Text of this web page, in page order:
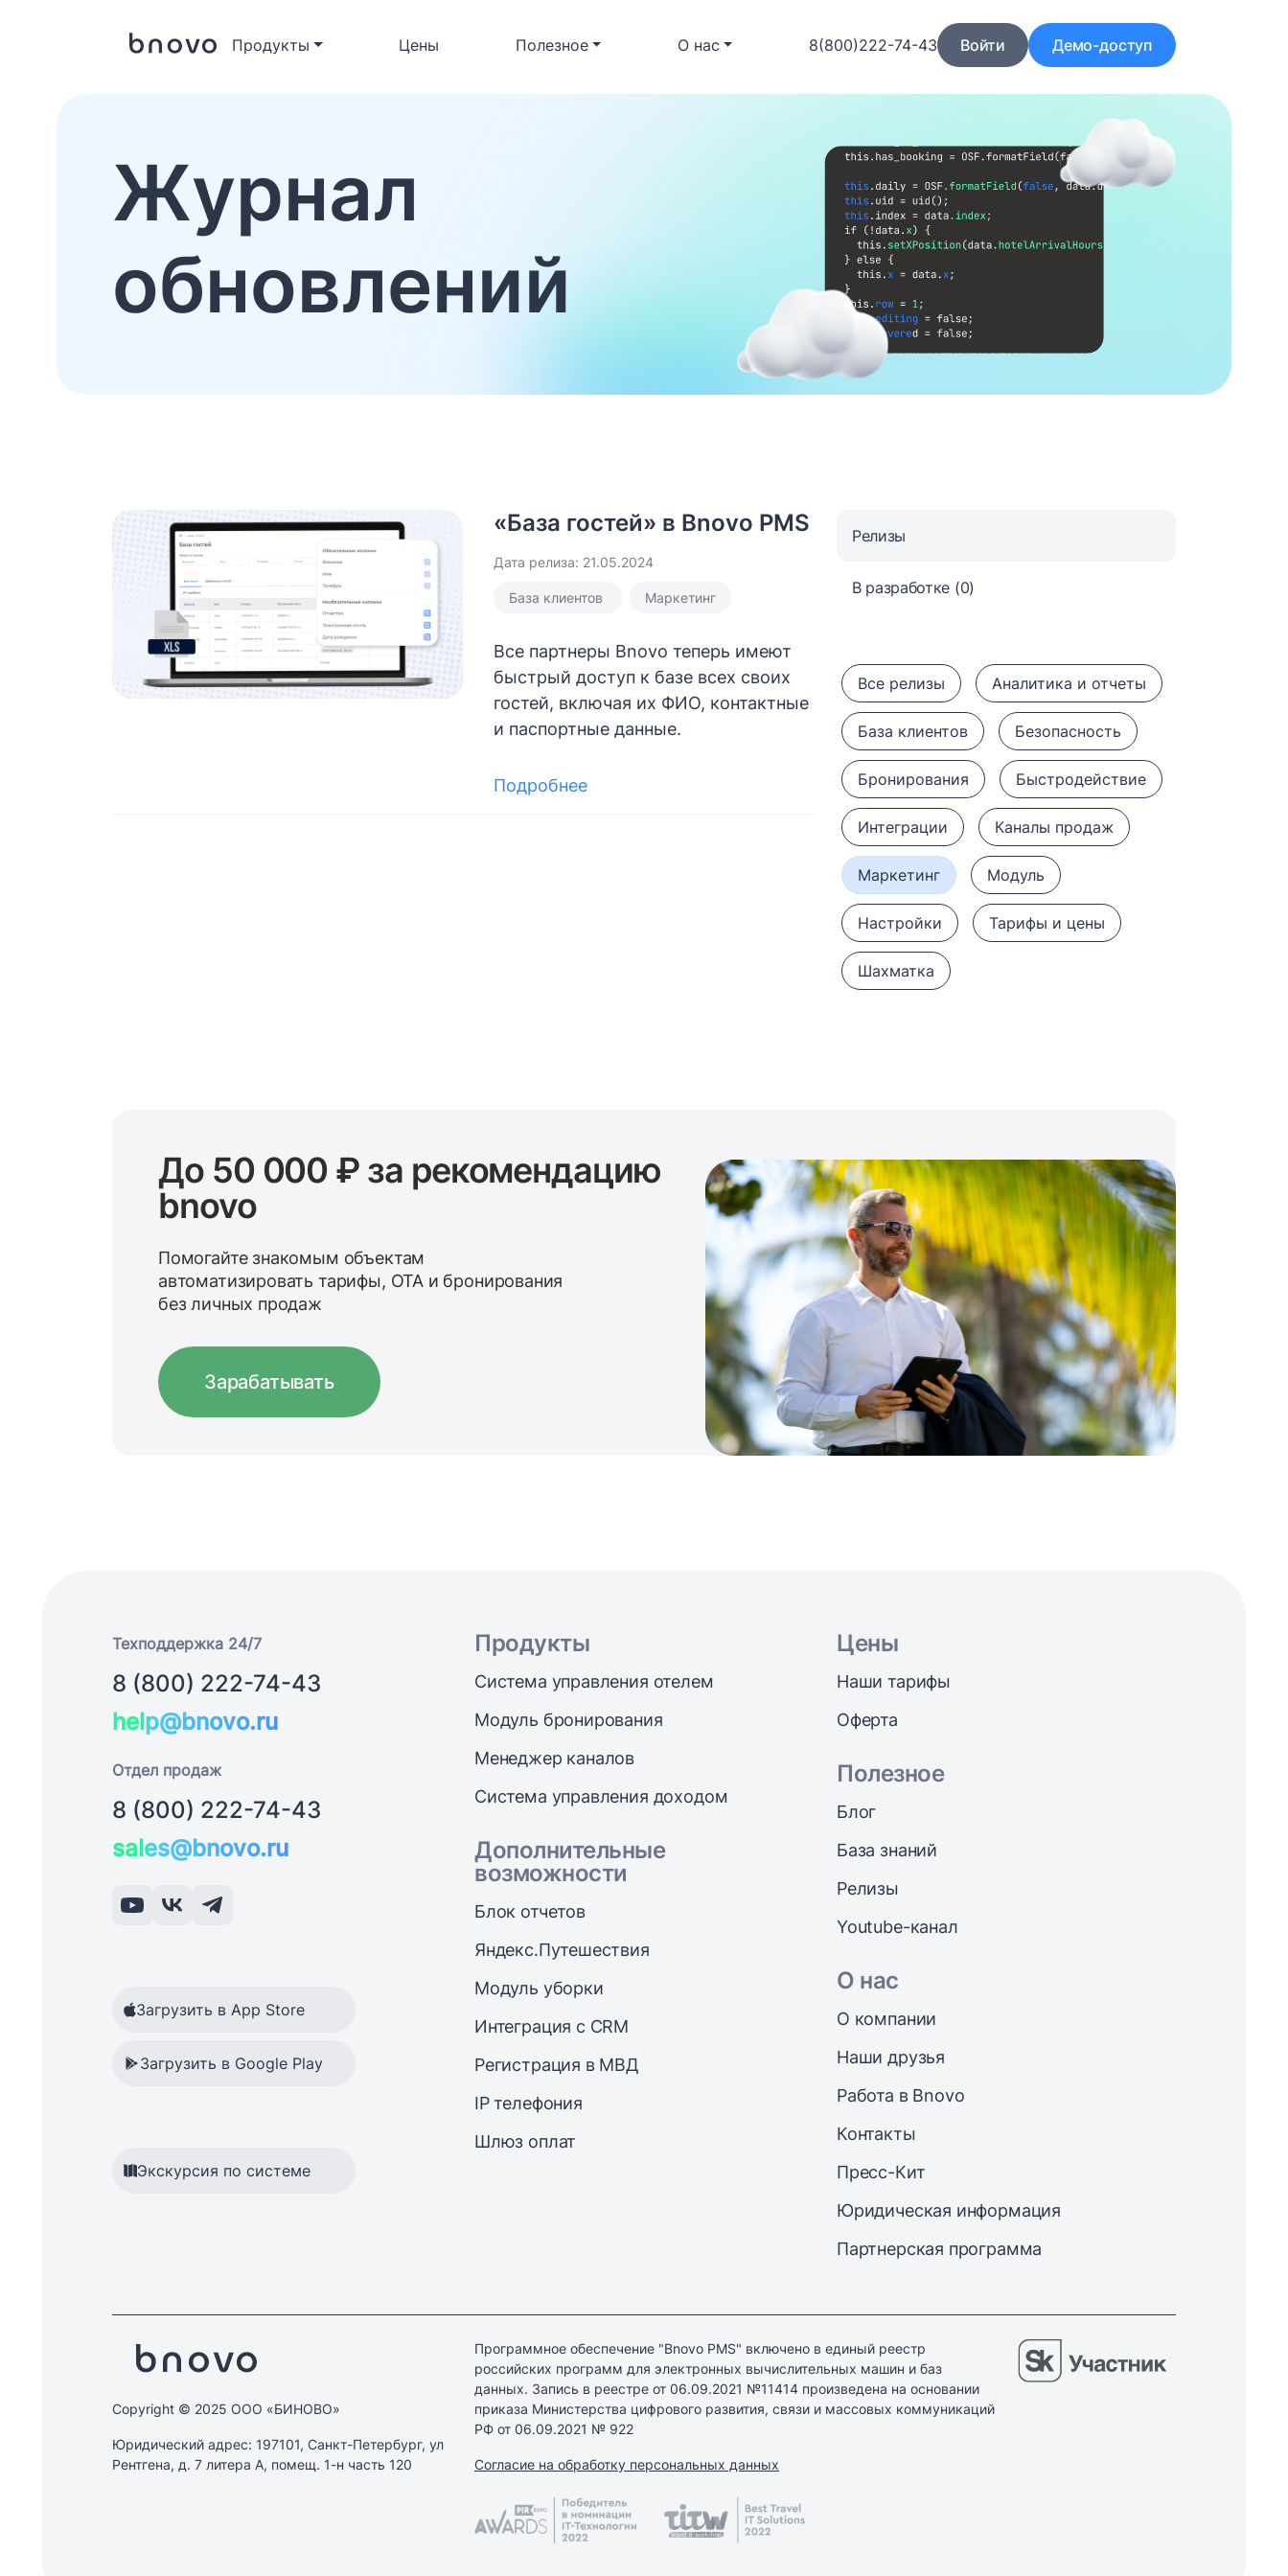
Продукты Цены Полезное О нас 8(800)222-74-43 Войти Демо-доступ
Журнал
обновлений
«База гостей» в Bnovo PMS
Дата релиза: 21.05.2024
База клиентов Маркетинг
Все партнеры Bnovo теперь имеют
быстрый доступ к базе всех своих
гостей, включая их ФИО, контактные
и паспортные данные.
Подробнее
Релизы
В разработке (0)
Все релизы Аналитика и отчеты
База клиентов Безопасность
Бронирования Быстродействие
Интеграции Каналы продаж
Маркетинг Модуль
Настройки Тарифы и цены
Шахматка
До 50 000 ₽ за рекомендацию
bnovo
Помогайте знакомым объектам
автоматизировать тарифы, OTA и бронирования
без личных продаж
Зарабатывать
Техподдержка 24/7
8 (800) 222-74-43
help@bnovo.ru
Отдел продаж
8 (800) 222-74-43
sales@bnovo.ru
Загрузить в App Store
Загрузить в Google Play
Экскурсия по системе
Продукты
Система управления отелем
Модуль бронирования
Менеджер каналов
Система управления доходом
Дополнительные
возможности
Блок отчетов
Яндекс.Путешествия
Модуль уборки
Интеграция с CRM
Регистрация в МВД
IP телефония
Шлюз оплат
Цены
Наши тарифы
Оферта
Полезное
Блог
База знаний
Релизы
Youtube-канал
О нас
О компании
Наши друзья
Работа в Bnovo
Контакты
Пресс-Кит
Юридическая информация
Партнерская программа
Copyright © 2025 ООО «БИНОВО»
Юридический адрес: 197101, Санкт-Петербург, ул
Рентгена, д. 7 литера А, помещ. 1-н часть 120
Программное обеспечение "Bnovo PMS" включено в единый реестр
российских программ для электронных вычислительных машин и баз
данных. Запись в реестре от 06.09.2021 №11414 произведена на основании
приказа Министерства цифрового развития, связи и массовых коммуникаций
РФ от 06.09.2021 № 922
Согласие на обработку персональных данных